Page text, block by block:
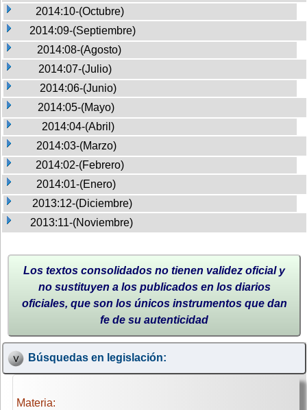
2014:10-(Octubre)
2014:09-(Septiembre)
2014:08-(Agosto)
2014:07-(Julio)
2014:06-(Junio)
2014:05-(Mayo)
2014:04-(Abril)
2014:03-(Marzo)
2014:02-(Febrero)
2014:01-(Enero)
2013:12-(Diciembre)
2013:11-(Noviembre)
Los textos consolidados no tienen validez oficial y
no sustituyen a los publicados en los diarios
oficiales, que son los únicos instrumentos que dan
fe de su autenticidad
Búsquedas en legislación:
Materia: